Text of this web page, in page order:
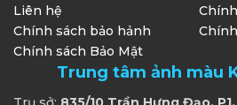
Liên hệ
Chính sách bảo hảnh
Chính sách Bảo Mật
Trung tâm ảnh màu